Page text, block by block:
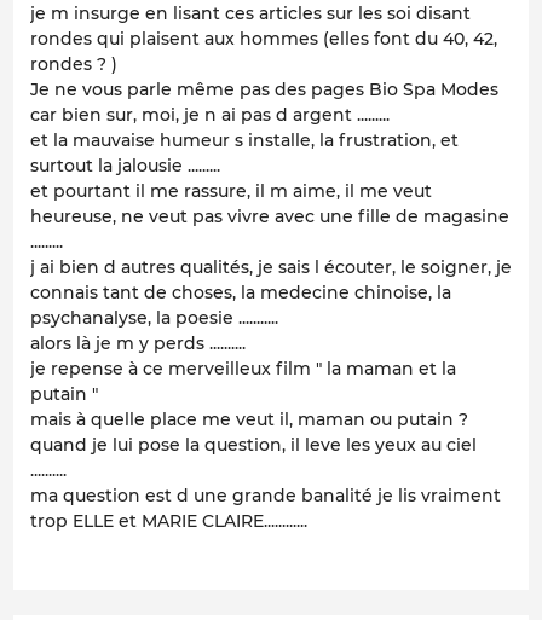
je m insurge en lisant ces articles sur les soi disant
rondes qui plaisent aux hommes (elles font du 40, 42,
rondes ? )
Je ne vous parle même pas des pages Bio Spa Modes
car bien sur, moi, je n ai pas d argent .........
et la mauvaise humeur s installe, la frustration, et
surtout la jalousie .........
et pourtant il me rassure, il m aime, il me veut
heureuse, ne veut pas vivre avec une fille de magasine
.........
j ai bien d autres qualités, je sais l écouter, le soigner, je
connais tant de choses, la medecine chinoise, la
psychanalyse, la poesie ...........
alors là je m y perds ..........
je repense à ce merveilleux film " la maman et la
putain "
mais à quelle place me veut il, maman ou putain ?
quand je lui pose la question, il leve les yeux au ciel
..........
ma question est d une grande banalité je lis vraiment
trop ELLE et MARIE CLAIRE............